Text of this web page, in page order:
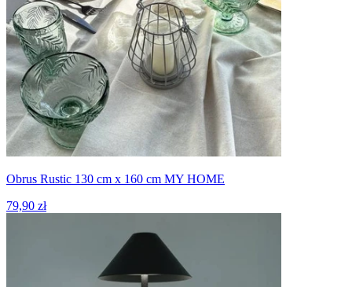
Obrus Rustic 130 cm x 160 cm MY HOME
79,90 zł